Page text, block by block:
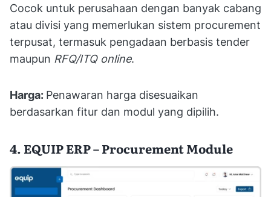
Cocok untuk perusahaan dengan banyak cabang
atau divisi yang memerlukan sistem procurement
terpusat, termasuk pengadaan berbasis tender
maupun RFQ/ITQ online.
Harga: Penawaran harga disesuaikan
berdasarkan fitur dan modul yang dipilih.
4. EQUIP ERP – Procurement Module